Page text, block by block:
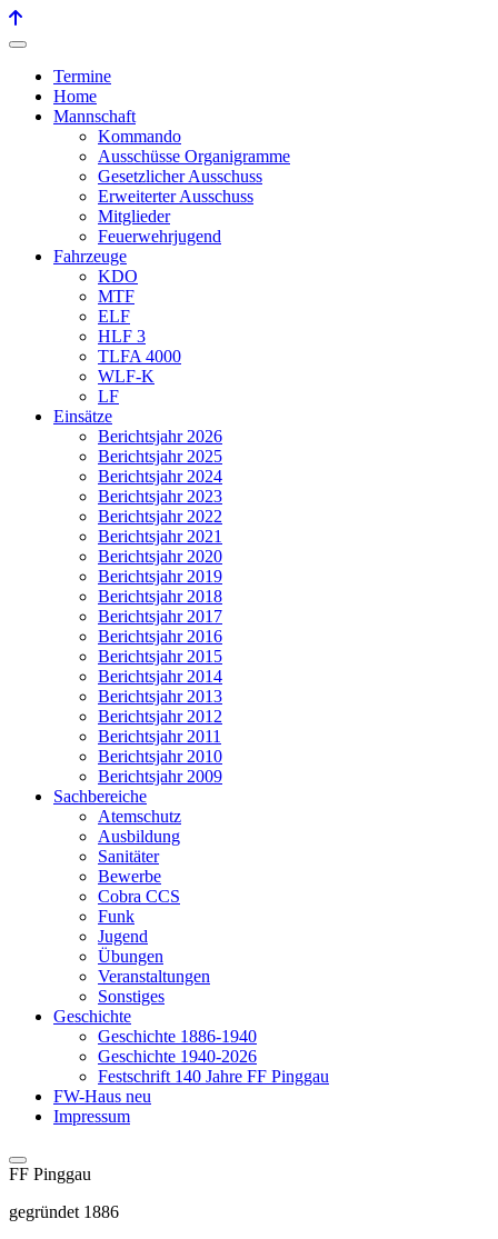
Termine
Home
Mannschaft
Kommando
Ausschüsse Organigramme
Gesetzlicher Ausschuss
Erweiterter Ausschuss
Mitglieder
Feuerwehrjugend
Fahrzeuge
KDO
MTF
ELF
HLF 3
TLFA 4000
WLF-K
LF
Einsätze
Berichtsjahr 2026
Berichtsjahr 2025
Berichtsjahr 2024
Berichtsjahr 2023
Berichtsjahr 2022
Berichtsjahr 2021
Berichtsjahr 2020
Berichtsjahr 2019
Berichtsjahr 2018
Berichtsjahr 2017
Berichtsjahr 2016
Berichtsjahr 2015
Berichtsjahr 2014
Berichtsjahr 2013
Berichtsjahr 2012
Berichtsjahr 2011
Berichtsjahr 2010
Berichtsjahr 2009
Sachbereiche
Atemschutz
Ausbildung
Sanitäter
Bewerbe
Cobra CCS
Funk
Jugend
Übungen
Veranstaltungen
Sonstiges
Geschichte
Geschichte 1886-1940
Geschichte 1940-2026
Festschrift 140 Jahre FF Pinggau
FW-Haus neu
Impressum
FF Pinggau
gegründet 1886